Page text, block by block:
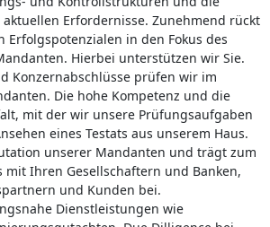
Erfordernisse. Zunehmend rückt
Erfolgspotenzialen in den Fokus des
Hierbei unterstützen wir Sie.
Konzernabschlüsse prüfen wir im
Die hohe Kompetenz und die
mit der wir unsere Prüfungsaufgaben
eines Testats aus unserem Haus.
unserer Mandanten und trägt zum
mit Ihren Gesellschaftern und Banken,
und Kunden bei.
Dienstleistungen wie